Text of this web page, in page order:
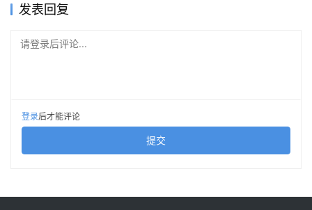
交出 wBTC 控制权的公告，也由此引发市场对后续 WBTC
公开数据显示，在以太坊上 wBTC 无论是资产的绝对数额
和市场份额，都遥遥领先于类似的BTC合成资产；
发表回复
请登录后评论...
登录后才能评论
提交